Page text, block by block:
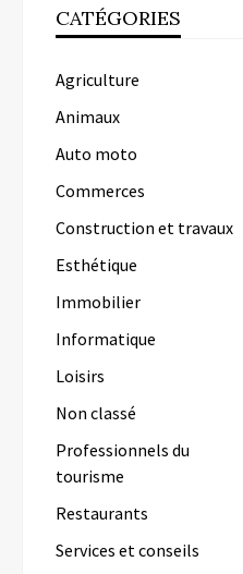
CATÉGORIES
Agriculture
Animaux
Auto moto
Commerces
Construction et travaux
Esthétique
Immobilier
Informatique
Loisirs
Non classé
Professionnels du
tourisme
Restaurants
Services et conseils